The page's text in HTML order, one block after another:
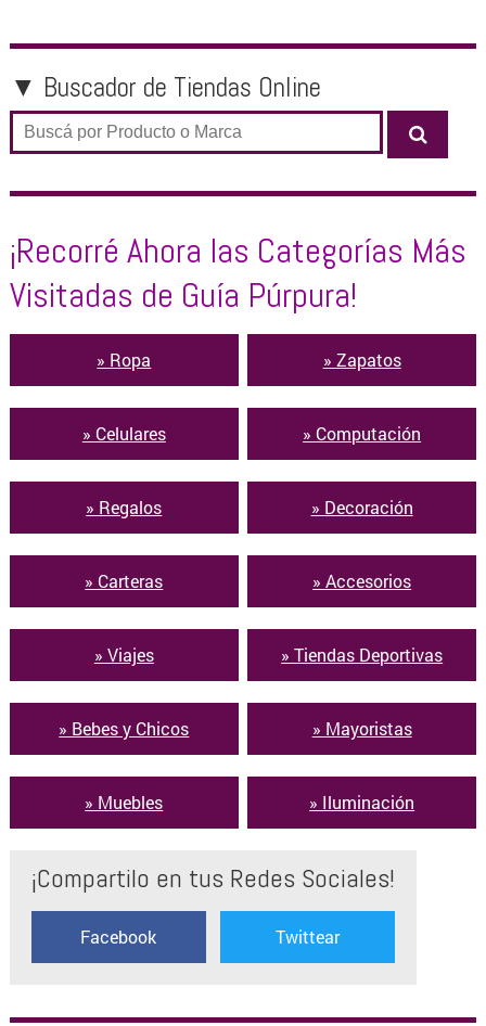
OTROS PRODUCTOS
OFERTAS
▼ Buscador de Tiendas Online
¡Recorré Ahora las Categorías Más
Visitadas de Guía Púrpura!
» Ropa » Zapatos
» Celulares » Computación
» Regalos » Decoración
» Carteras » Accesorios
» Viajes » Tiendas Deportivas
» Bebes y Chicos » Mayoristas
» Muebles » Iluminación
¡Compartilo en tus Redes Sociales!
Facebook Twittear